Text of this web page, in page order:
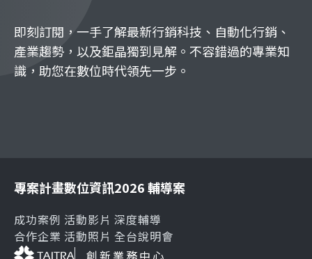
即刻訂閱，一手了解最新行銷科技、自動化行銷、
產業趨勢，以及鉅晶獨到見解。不容錯過的專業知
識，助您在數位時代領先一步。
專案計畫
成功案例
合作企業
數位資訊
活動影片
活動照片
2026 輔導案
深度輔導
全台說明會